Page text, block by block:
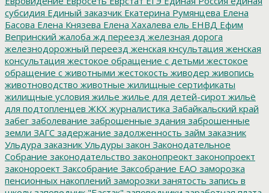
субсидия Единый заказчик Екатерина Румянцева Елена
Басова Елена Князева Елена Хахалева ель ЕНВД Ефим
Вепринский жалоба жд переезд железная дорога
железнодорожный переезд женская кнсультация женская
консультация жестокое обращение с детьми жестокое
обращение с животными жестокость живодер живопись
животноводство животные жилищные сертификаты
жилищные условия жилье жилье для детей-сирот жильё
для подтопленцев ЖКХ журналистика Забайкальский край
забег заболевание заброшенные здания заброшенные
земли ЗАГС задержание задолженность займ заказник
Ульдура заказник Ульдуры закон Законодательное
Собрание законодательство законопреокт законопроект
законороект Заксобрание Заксобрание ЕАО заморозка
пенсионных накоплений заморозки занятость запись в